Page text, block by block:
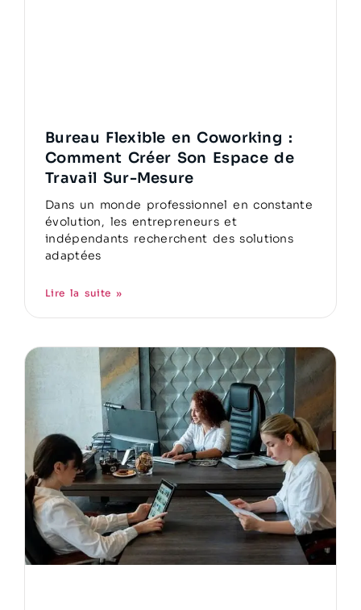
Bureau Flexible en Coworking :
Comment Créer Son Espace de
Travail Sur-Mesure
Dans un monde professionnel en constante
évolution, les entrepreneurs et
indépendants recherchent des solutions
adaptées
Lire la suite »